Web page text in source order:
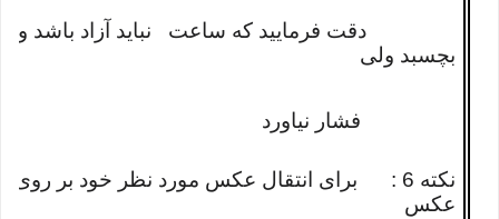
دقت فرمایید که ساعت نباید آزاد باشد و
بچسبد ولی
فشار نیاورد
نکته 6 : برای انتقال عکس مورد نظر خود بر
عکس